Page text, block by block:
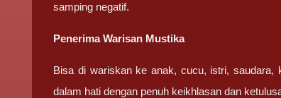
samping negatif.
Penerima Warisan Mustika
Bisa di wariskan ke anak, cucu, istri, saudara,
dalam hati dengan penuh keikhlasan dan